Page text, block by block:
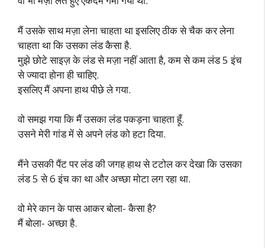
मैं उसके साथ मज़ा लेना चाहता था इसलिए ठीक से चैक कर लेना
चाहता था कि उसका लंड कैसा है.
मुझे छोटे साइज़ के लंड से मज़ा नहीं आता है, कम से कम लंड 5 इंच
से ज्यादा होना ही चाहिए.
इसलिए मैं अपना हाथ पीछे ले गया.
वो समझ गया कि मैं उसका लंड पकड़ना चाहता हूँ.
उसने मेरी गांड में से अपने लंड को हटा दिया.
मैंने उसकी पैंट पर लंड की जगह हाथ से टटोल कर देखा कि उसका
लंड 5 से 6 इंच का था और अच्छा मोटा लग रहा था.
वो मेरे कान के पास आकर बोला- कैसा है?
मैं बोला- अच्छा है.